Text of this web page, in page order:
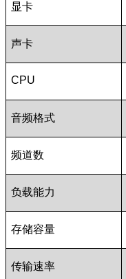
显卡
声卡
CPU
音频格式
频道数
负载能力
存储容量
传输速率